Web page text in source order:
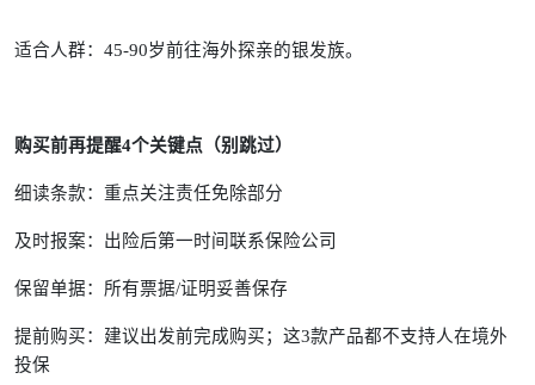
适合人群：45-90岁前往海外探亲的银发族。
购买前再提醒4个关键点（别跳过）
细读条款：重点关注责任免除部分
及时报案：出险后第一时间联系保险公司
保留单据：所有票据/证明妥善保存
提前购买：建议出发前完成购买；这3款产品都不支持人在境外
投保